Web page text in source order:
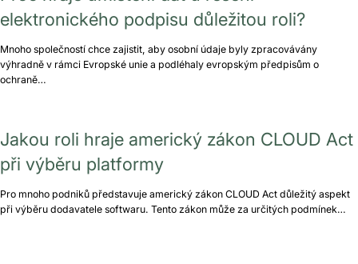
elektronického podpisu důležitou roli?
Mnoho společností chce zajistit, aby osobní údaje byly zpracovávány
výhradně v rámci Evropské unie a podléhaly evropským předpisům o
ochraně…
Jakou roli hraje americký zákon CLOUD Act
při výběru platformy
Pro mnoho podniků představuje americký zákon CLOUD Act důležitý aspekt
při výběru dodavatele softwaru. Tento zákon může za určitých podmínek…